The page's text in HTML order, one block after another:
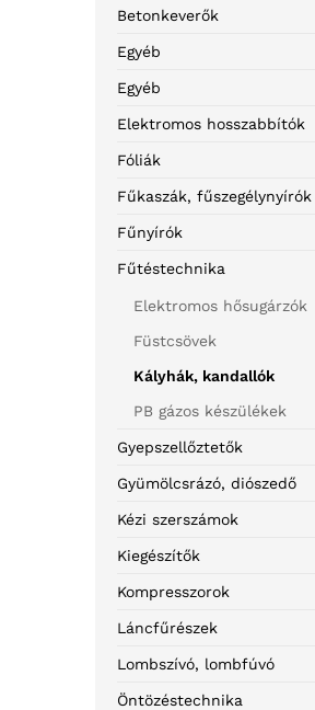
Betonkeverők
Egyéb
Egyéb
Elektromos hosszabbítók
Fóliák
Fűkaszák, fűszegélynyírók
Fűnyírók
Fűtéstechnika
Elektromos hősugárzók
Füstcsövek
Kályhák, kandallók
PB gázos készülékek
Gyepszellőztetők
Gyümölcsrázó, diószedő
Kézi szerszámok
Kiegészítők
Kompresszorok
Láncfűrészek
Lombszívó, lombfúvó
Öntözéstechnika